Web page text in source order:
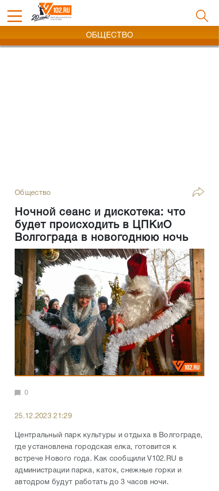
ОБЩЕСТВО
Общество
Ночной сеанс и дискотека: что
будет происходить в ЦПКиО
Волгограда в новогоднюю ночь
0
25.12.2023 21:29
Центральный парк культуры и отдыха в Волгограде,
где установлена городская елка, готовится к
встрече Нового года. Как сообщили V102.RU в
администрации парка, каток, снежные горки и
автодром будут работать до 3 часов ночи.